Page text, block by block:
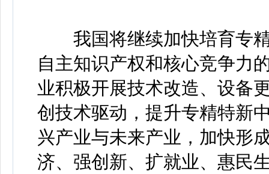
我国将继续加快培育专精
自主知识产权和核心竞争力
业积极开展技术改造、设备
创技术驱动，提升专精特新
兴产业与未来产业，加快形
济、强创新、扩就业、惠民